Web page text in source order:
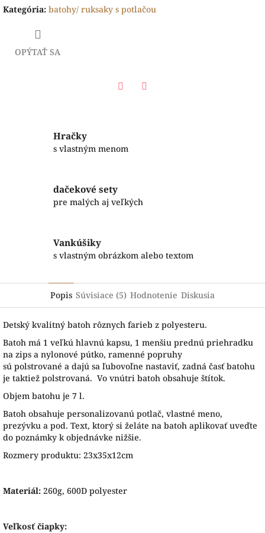
Kategória: batohy/ ruksaky s potlačou
OPÝTAŤ SA
Hračky
s vlastným menom
dačekové sety
pre malých aj veľkých
Vankúšiky
s vlastným obrázkom alebo textom
Popis Súvisiace (5) Hodnotenie Diskusia
Detský kvalitný batoh rôznych farieb z polyesteru.
Batoh má 1 veľkú hlavnú kapsu, 1 menšiu prednú priehradku
na zips a nylonové pútko, ramenné popruhy
sú polstrované a dajú sa ľubovoľne nastaviť, zadná časť batohu
je taktiež polstrovaná. Vo vnútri batoh obsahuje štítok.
Objem batohu je 7 l.
Batoh obsahuje personalizovanú potlač, vlastné meno,
prezývku a pod. Text, ktorý si želáte na batoh aplikovať uveďte
do poznámky k objednávke nižšie.
Rozmery produktu: 23x35x12cm
Materiál: 260g, 600D polyester
Veľkosť čiapky: